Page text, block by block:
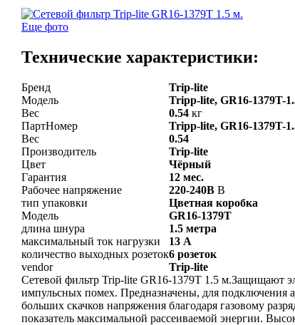
Еще фото
Технические характеристики:
Бренд
Trip-lite
Модель
Tripp-lite, GR16-1379T-
Вес
0.54 кг
ПартНомер
Tripp-lite, GR16-1379T-
Вес
0.54
Производитель
Trip-lite
Цвет
Чёрный
Гарантия
12 мес.
Рабочее напряжение
220-240В В
тип упаковки
Цветная коробка
Модель
GR16-1379T
длина шнура
1.5 метра
максимальный ток нагрузки
13 А
количество выходных розеток6 розеток
vendor
Trip-lite
Сетевой фильтр Trip-lite GR16-1379T 1.5 м.Защищают
импульсных помех. Предназначены, для подключения
больших скачков напряжения благодаря газовому
показатель максимальной рассеиваемой энергии.